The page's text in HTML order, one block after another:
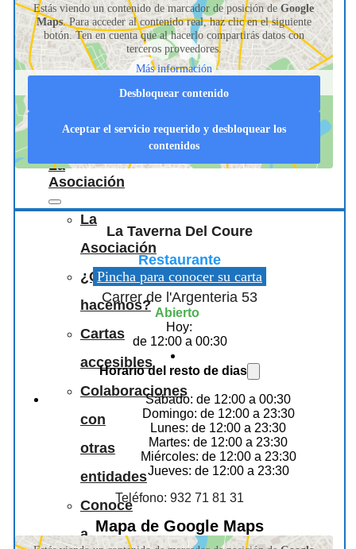
Información
para
hosteleros
La
Asociación
La
Asociación
¿Qué
hacemos?
Cartas
accesibles
Colaboraciones
con
otras
entidades
Conoce
a
Estás viendo un contenido de marcador de posición deGoogle
Maps. Para acceder al contenido real, haz clic en el siguiente
botón. Ten en cuenta que al hacerlo compartirás datos con
terceros proveedores.
Más información
Desbloquear contenido
Aceptar el servicio requerido y desbloquear los
contenidos
La Taverna Del Coure
Restaurante
Pincha para conocer su carta
Carrer de l'Argenteria 53
Abierto
Hoy:
de 12:00 a 00:30
Horario del resto de dias
Sábado: de 12:00 a 00:30
Domingo: de 12:00 a 23:30
Lunes: de 12:00 a 23:30
Martes: de 12:00 a 23:30
Miércoles: de 12:00 a 23:30
Jueves: de 12:00 a 23:30
Teléfono: 932 71 81 31
Mapa de Google Maps